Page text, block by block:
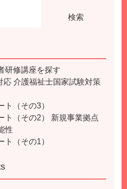
検索
研修講座を探す
応 介護福祉士国家試験対策
ト（その3）
ト（その2） 新規事業拠点
性
ト（その1）